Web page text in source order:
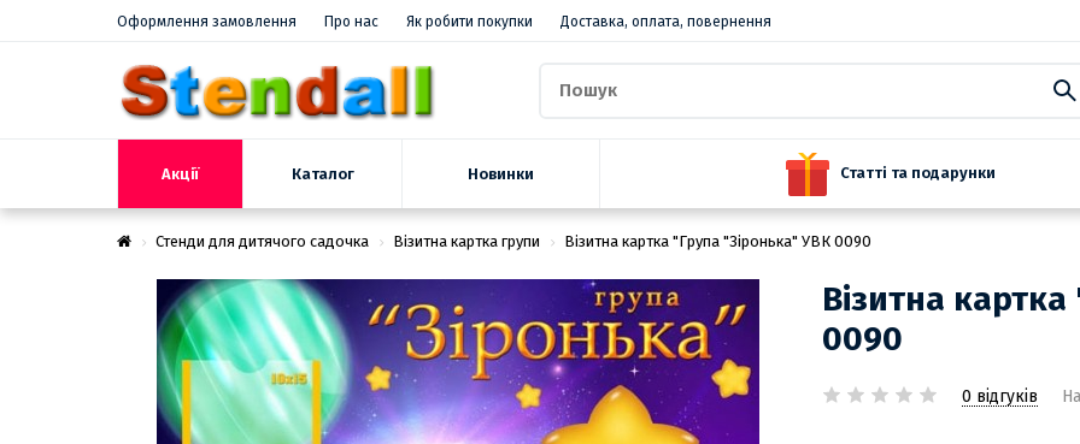
Оформлення замовлення Про нас Як робити покупки Доставка, оплата, повернення
Акції Каталог Новинки Статті та подарунки
Стенди для дитячого садочка Візитна картка групи Візитна картка "Група "Зіронька" УВК 0090
Візитна
0090
0 відгуків